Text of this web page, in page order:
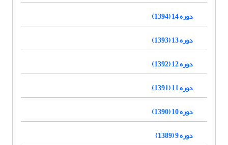
دوره 14 (1394)
دوره 13 (1393)
دوره 12 (1392)
دوره 11 (1391)
دوره 10 (1390)
دوره 9 (1389)